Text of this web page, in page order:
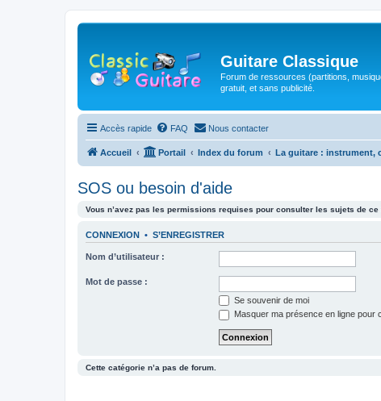
Guitare Classique
Forum de ressources (partitions,
gratuit, et sans publicité.
Accès rapide FAQ Nous contacter
Accueil Portail Index du forum La guitare : instrument,
SOS ou besoin d'aide
Vous n’avez pas les permissions requises pour consulter les sujets de ce
CONNEXION • S’ENREGISTRER
Nom d’utilisateur :
Mot de passe :
Se souvenir de moi
Masquer ma présence en ligne pour
Cette catégorie n’a pas de forum.